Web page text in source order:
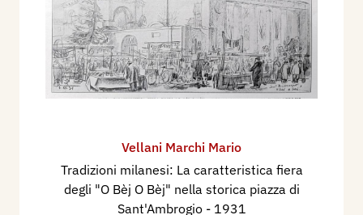
Vellani Marchi Mario
Tradizioni milanesi: La caratteristica fiera
degli "O Bèj O Bèj" nella storica piazza di
Sant'Ambrogio - 1931